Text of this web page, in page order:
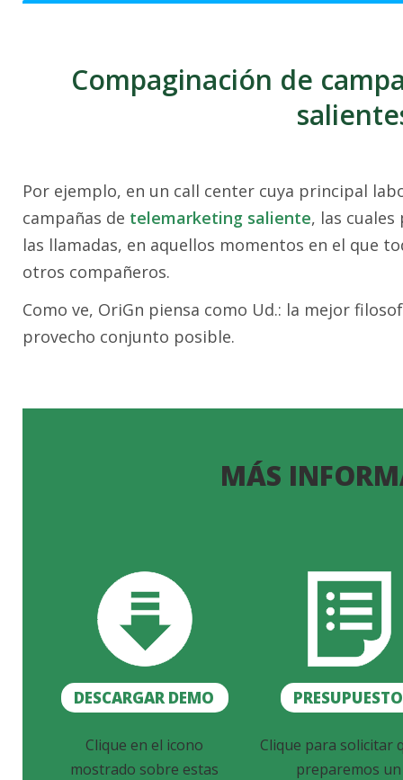
Compaginación de
Por ejemplo, en un call center cuya principal
campañas de telemarketing saliente, las
las llamadas, en aquellos momentos en el que
otros compañeros.
Como ve, OriGn piensa como Ud.: la mejor
provecho conjunto posible.
MÁS
DESCARGAR DEMO PRESUPUESTO
Clique en el icono
mostrado sobre estas
Clique para solicitar
preparemos un